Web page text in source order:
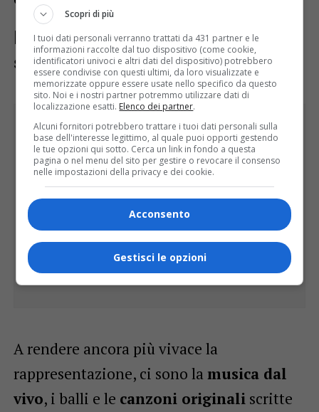
Musica, danza e ironia: uno
spettacolo completo
A rendere ancora più vivace la
rappresentazione, ci sono la musica dal
vivo, i balli e le canzoni originaliscritte
Scopri di più
I tuoi dati personali verranno trattati da 431 partner e le
informazioni raccolte dal tuo dispositivo (come cookie,
identificatori univoci e altri dati del dispositivo) potrebbero
essere condivise con questi ultimi, da loro visualizzate e
memorizzate oppure essere usate nello specifico da questo
sito. Noi e i nostri partner potremmo utilizzare dati di
localizzazione esatti. Elenco dei partner.
Alcuni fornitori potrebbero trattare i tuoi dati personali sulla
base dell'interesse legittimo, al quale puoi opporti gestendo
le tue opzioni qui sotto. Cerca un link in fondo a questa
pagina o nel menu del sito per gestire o revocare il consenso
nelle impostazioni della privacy e dei cookie.
Acconsento
Gestisci le opzioni